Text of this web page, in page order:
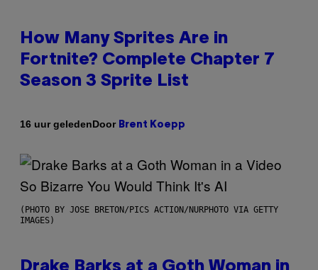
How Many Sprites Are in
Fortnite? Complete Chapter 7
Season 3 Sprite List
16 uur geledenDoor Brent Koepp
(PHOTO BY JOSE BRETON/PICS ACTION/NURPHOTO VIA GETTY
IMAGES)